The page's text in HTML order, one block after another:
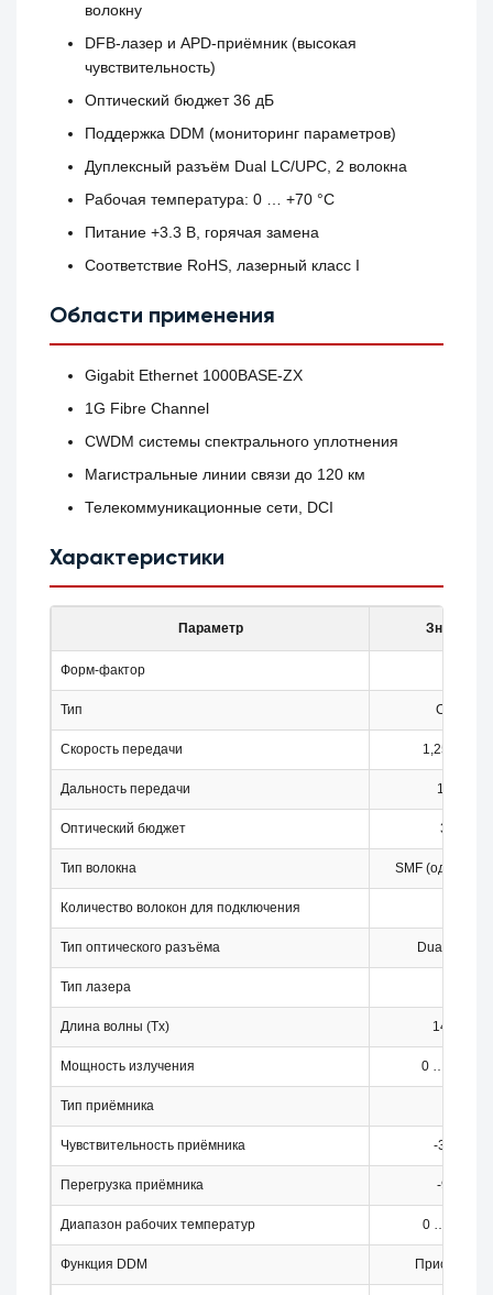
волокну
DFB-лазер и APD-приёмник (высокая
чувствительность)
Оптический бюджет 36 дБ
Поддержка DDM (мониторинг параметров)
Дуплексный разъём Dual LC/UPC, 2 волокна
Рабочая температура: 0 … +70 °C
Питание +3.3 В, горячая замена
Соответствие RoHS, лазерный класс I
Области применения
Gigabit Ethernet 1000BASE‑ZX
1G Fibre Channel
CWDM системы спектрального уплотнения
Магистральные линии связи до 120 км
Телекоммуникационные сети, DCI
Характеристики
Параметр Значение
Форм-фактор
Тип CWDM
Скорость передачи 1,25 Гбит/с
Дальность передачи 120 км
Оптический бюджет 36 дБ
Тип волокна SMF
Количество волокон для подключения
Тип оптического разъёма Dual LC/
Тип лазера
Длина волны (Tx) 1470 нм
Мощность излучения 0 … +5 дБм
Тип приёмника
Чувствительность приёмника -31 дБм
Перегрузка приёмника -9 дБм
Диапазон рабочих температур 0 … +70 °C
Функция DDM